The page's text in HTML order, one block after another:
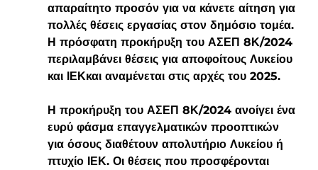
απαραίτητο προσόν για να κάνετε αίτηση για
πολλές θέσεις εργασίας στον δημόσιο τομέα.
Η πρόσφατη προκήρυξη του ΑΣΕΠ 8Κ/2024
περιλαμβάνει θέσεις για αποφοίτους Λυκείου
και ΙΕΚκαι αναμένεται στις αρχές του 2025.
Η προκήρυξη του ΑΣΕΠ 8Κ/2024 ανοίγει ένα
ευρύ φάσμα επαγγελματικών προοπτικών
για όσους διαθέτουν απολυτήριο Λυκείου ή
πτυχίο ΙΕΚ. Οι θέσεις που προσφέρονται